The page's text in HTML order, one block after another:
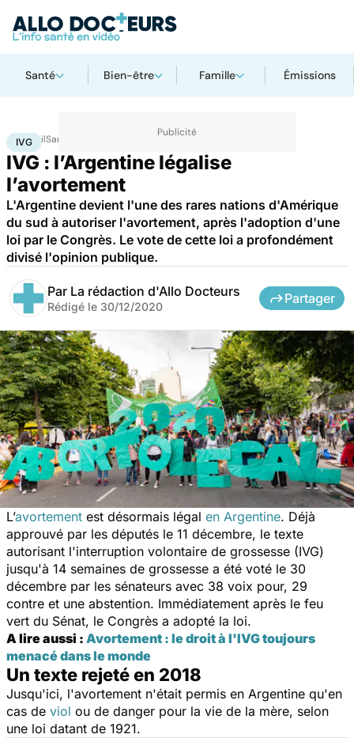
Santé Bien-être Famille Émissions
AccueilSanté
IVG
IVG : l’Argentine légalise
l’avortement
L'Argentine devient l'une des rares nations d'Amérique
du sud à autoriser l'avortement, après l'adoption d'une
loi par le Congrès. Le vote de cette loi a profondément
divisé l'opinion publique.
Par La rédaction d'Allo Docteurs
Rédigé le 30/12/2020
Partager
L’avortement est désormais légal en Argentine. Déjà
approuvé par les députés le 11 décembre, le texte
autorisant l'interruption volontaire de grossesse (IVG)
jusqu'à 14 semaines de grossesse a été voté le 30
décembre par les sénateurs avec 38 voix pour, 29
contre et une abstention. Immédiatement après le feu
vert du Sénat, le Congrès a adopté la loi.
A lire aussi : Avortement : le droit à l'IVG toujours
menacé dans le monde
Un texte rejeté en 2018
Jusqu'ici, l'avortement n'était permis en Argentine qu'en
cas de viol ou de danger pour la vie de la mère, selon
une loi datant de 1921.